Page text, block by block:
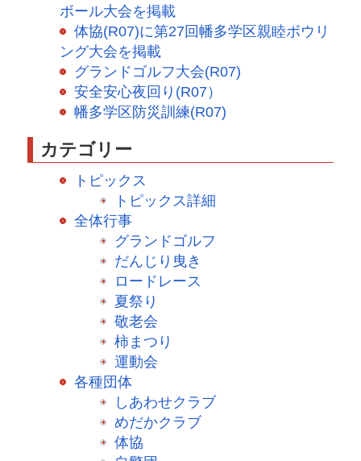
ボール大会を掲載
体協(R07)に第27回幡多学区親睦ボウリ
ング大会を掲載
グランドゴルフ大会(R07)
安全安心夜回り(R07）
幡多学区防災訓練(R07)
カテゴリー
トピックス
トピックス詳細
全体行事
グランドゴルフ
だんじり曳き
ロードレース
夏祭り
敬老会
柿まつり
運動会
各種団体
しあわせクラブ
めだかクラブ
体協